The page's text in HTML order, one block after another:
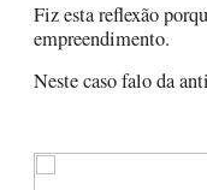
Fiz esta reflexão
empreendimento.
Neste caso falo da